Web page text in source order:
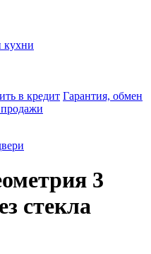
кухни
в кредит Гарантия, обмен
3
стекла